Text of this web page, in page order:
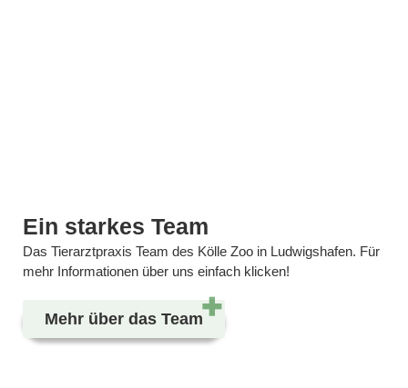
Ein starkes Team
Das Tierarztpraxis Team des Kölle Zoo in Ludwigshafen. Für
mehr Informationen über uns einfach klicken!
Mehr über das Team